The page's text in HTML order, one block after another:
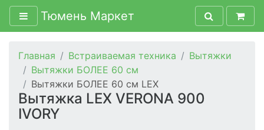
Тюмень Маркет
Главная Встраиваемая техника
Вытяжки
Вытяжки БОЛЕЕ 60 см
Вытяжки БОЛЕЕ 60 см LEX
Вытяжка LEX VERONA 900
IVORY